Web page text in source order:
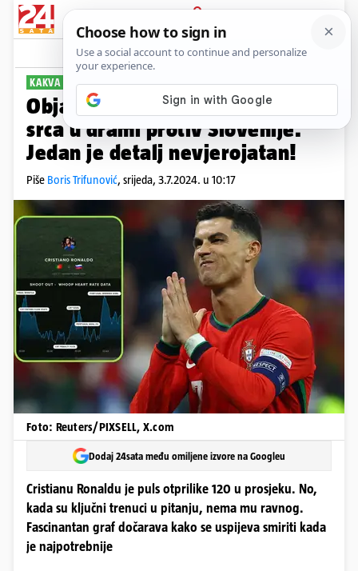
PRIJAVA
Sport Komentari
KAKVA MAŠINA
Objavili su Ronaldove otkucaje
srca u drami protiv Slovenije.
Jedan je detalj nevjerojatan!
Piše Boris Trifunović, srijeda, 3.7.2024. u 10:17
Foto: Reuters/PIXSELL, X.com
Dodaj 24sata među omiljene izvore na Googleu
Cristianu Ronaldu je puls otprilike 120 u prosjeku. No,
kada su ključni trenuci u pitanju, nema mu ravnog.
Fascinantan graf dočarava kako se uspijeva smiriti kada
je najpotrebnije